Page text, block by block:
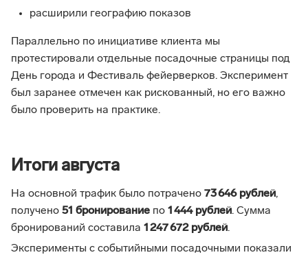
расширили географию показов
Параллельно по инициативе клиента мы
протестировали отдельные посадочные страницы под
День города и Фестиваль фейерверков. Эксперимент
был заранее отмечен как рискованный, но его важно
было проверить на практике.
Итоги августа
На основной трафик было потрачено 73 646 рублей,
получено 51 бронирование по 1 444 рублей. Сумма
бронирований составила 1 247 672 рублей.
Эксперименты с событийными посадочными показали